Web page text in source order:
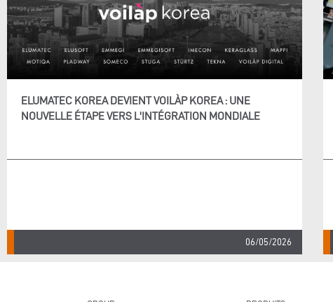
ELUMATEC KOREA DEVIENT VOILÀP KOREA : UNE
NOUVELLE ÉTAPE VERS L'INTÉGRATION MONDIALE
06/05/2026